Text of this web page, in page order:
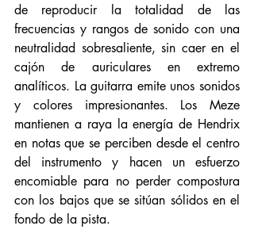
de reproducir la totalidad de las
frecuencias y rangos de sonido con una
neutralidad sobresaliente, sin caer en el
cajón de auriculares en extremo
analíticos. La guitarra emite unos sonidos
y colores impresionantes. Los Meze
mantienen a raya la energía de Hendrix
en notas que se perciben desde el centro
del instrumento y hacen un esfuerzo
encomiable para no perder compostura
con los bajos que se sitúan sólidos en el
fondo de la pista.